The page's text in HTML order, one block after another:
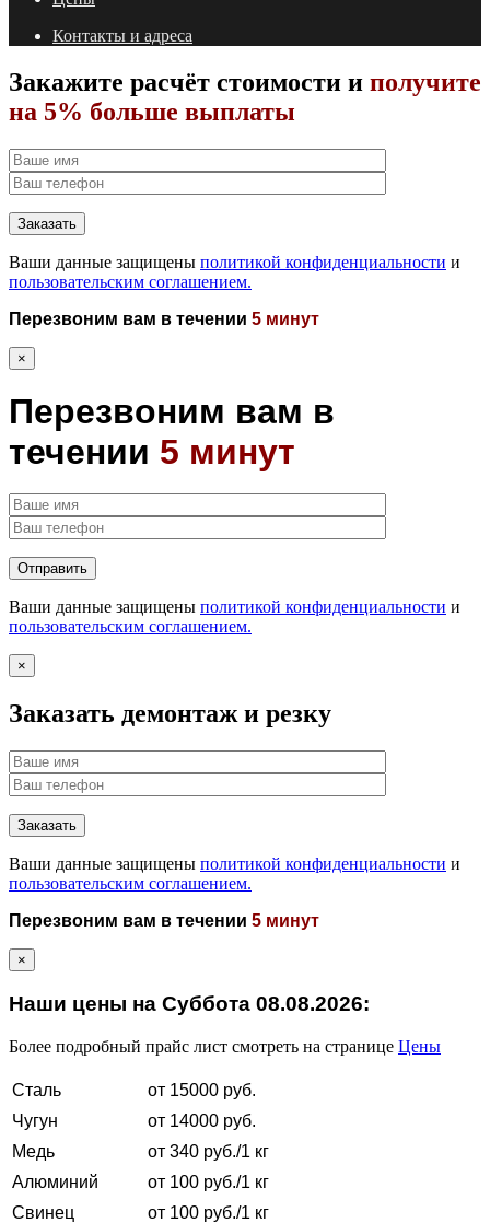
Контакты и адреса
Закажите расчёт стоимости и получите
на 5% больше выплаты
Ваши данные защищены политикой конфиденциальности и
пользовательским соглашением.
Перезвоним вам в течении 5 минут
×
Перезвоним вам в
течении 5 минут
Ваши данные защищены политикой конфиденциальности и
пользовательским соглашением.
×
Заказать демонтаж и резку
Ваши данные защищены политикой конфиденциальности и
пользовательским соглашением.
Перезвоним вам в течении 5 минут
×
Наши цены на Суббота 08.08.2026:
Более подробный прайс лист смотреть на странице Цены
Сталь
от 15000 руб.
Чугун
от 14000 руб.
Медь
от 340 руб./1 кг
Алюминий
от 100 руб./1 кг
Свинец
от 100 руб./1 кг